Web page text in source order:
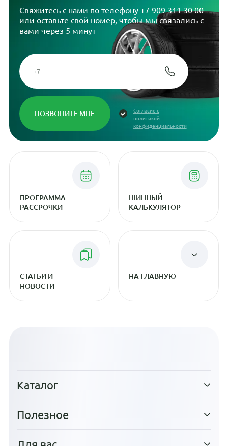
Свяжитесь с нами по телефону +7 909 311 30 00
или оставьте свой номер, чтобы мы связались с
вами через 5 минут
Согласие с
политикой
конфиденциальности
ПРОГРАММА
РАССРОЧКИ
ШИННЫЙ
КАЛЬКУЛЯТОР
СТАТЬИ И
НОВОСТИ
НА ГЛАВНУЮ
Каталог
Полезное